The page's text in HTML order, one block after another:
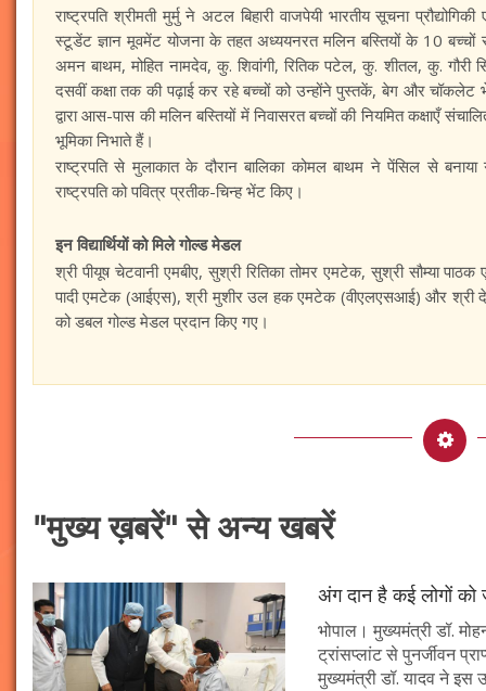
राष्ट्रपति श्रीमती मुर्मु ने अटल बिहारी वाजपेयी भारतीय सूचना
स्टूडेंट ज्ञान मूवमेंट योजना के तहत अध्ययनरत मलिन बस्तियों के 10 बच्चों
अमन बाथम, मोहित नामदेव, कु. शिवांगी, रितिक पटेल, कु. शीतल, कु. गौरी
दसवीं कक्षा तक की पढ़ाई कर रहे बच्चों को उन्होंने पुस्तकें, बेग और चॉकलेट
द्वारा आस-पास की मलिन बस्तियों में निवासरत बच्चों की नियमित कक्षाएँ
भूमिका निभाते हैं।
राष्ट्रपति से मुलाकात के दौरान बालिका कोमल बाथम ने पेंसिल से
राष्ट्रपति को पवित्र प्रतीक-चिन्ह भेंट किए।
इन विद्यार्थियों को मिले गोल्ड मेडल
श्री पीयूष चेटवानी एमबीए, सुश्री रितिका तोमर एमटेक, सुश्री सौम्या
पादी एमटेक (आईएस), श्री मुशीर उल हक एमटेक (वीएलएसआई) और श्री
को डबल गोल्ड मेडल प्रदान किए गए।
"मुख्य ख़बरें" से अन्य खबरें
अंग दान है कई लोगों को
भोपाल। मुख्यमंत्री डॉ.
ट्रांसप्लांट से पुनर्जीवन
मुख्यमंत्री डॉ. यादव ने इस